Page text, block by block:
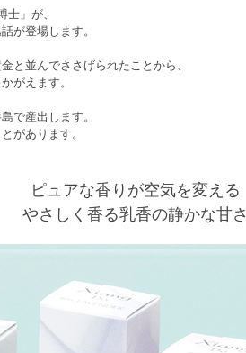
」が、
が登場します。
と並んでささげられたことから、
がえます。
で産出します。
があります。
ピュアな香りが空気を変える
やさしく香る乳香の静かな甘さ